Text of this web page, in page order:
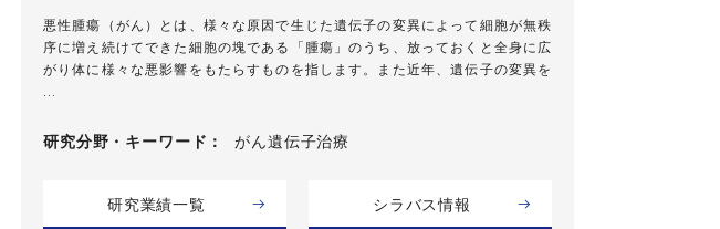
悪性腫瘍（がん）とは、様々な原因で生じた遺伝子の変異によって細胞が無秩
序に増え続けてできた細胞の塊である「腫瘍」のうち、放っておくと全身に広
がり体に様々な悪影響をもたらすものを指します。また近年、遺伝子の変異を
研究分野・ キーワード がん遺伝子治療
研究業績一覧 シラバス情報